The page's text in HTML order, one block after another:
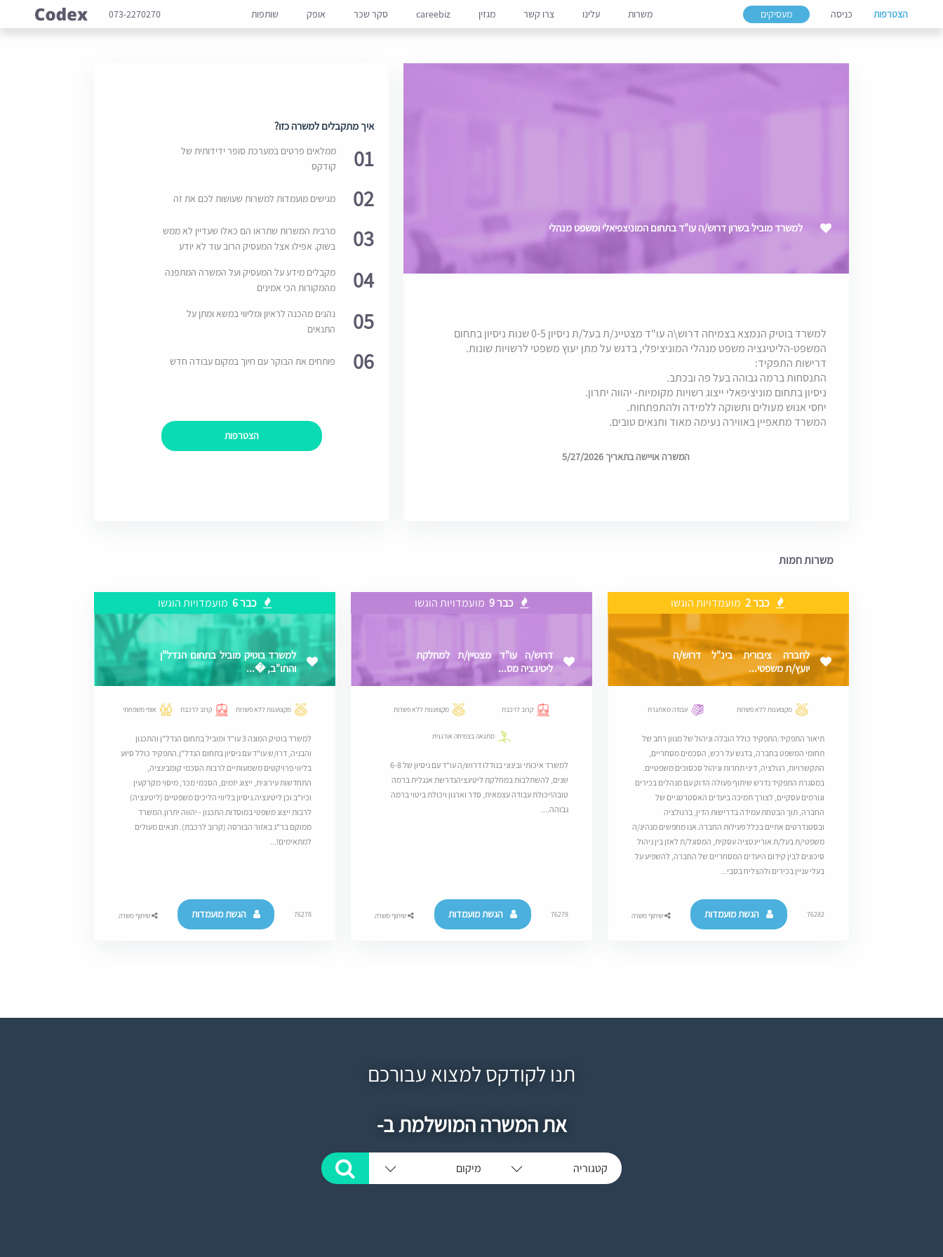
הצטרפות כניסה מעסיקים משרות עלינו צרו קשר מגזין careebiz סקר שכר אופק שותפות 073-2270270
למשרד מוביל בשרון דרוש/ה עו"ד בתחום המוניצפיאלי ומשפט מנהלי
למשרד בוטיק הנמצא בצמיחה דרוש\ה עו"ד מצטיינ/ת בעל/ת ניסיון 0-5 שנות ניסיון בתחום
המשפט-הליטיגציה משפט מנהלי המוניציפלי, בדגש על מתן יעוץ משפטי לרשויות שונות.
דרישות התפקיד:
התנסחות ברמה גבוהה בעל פה ובכתב.
ניסיון בתחום מוניציפאלי ייצוג רשויות מקומיות- יהווה יתרון.
יחסי אנוש מעולים ותשוקה ללמידה ולהתפתחות.
המשרד מתאפיין באווירה נעימה מאוד ותנאים טובים.
המשרה אויישה בתאריך 5/27/2026
איך מתקבלים למשרה כזו?
01
ממלאים פרטים במערכת סופר ידידותית של
קודקס
02 מגישים מועמדות למשרות שעושות לכם את זה
03
מרבית המשרות שתראו הם כאלו שעדיין לא ממש
בשוק. אפילו אצל המעסיק הרוב עוד לא יודע
04
מקבלים מידע על המעסיק ועל המשרה המתפנה
מהמקורות הכי אמינים
05
נהנים מהכנה לראיון ומליווי במשא ומתן על
התנאים
06 פותחים את הבוקר עם חיוך במקום עבודה חדש
הצטרפות
משרות חמות
כבר 2 מועמדויות הוגשו
לחברה ציבורית בינ"ל דרוש/ה
יועץ/ת משפטי...
מקצוענות ללא פשרות עבודה מאתגרת
תיאור התפקיד:התפקיד כולל הובלה וניהול של מגוון רחב של
תחומי המשפט בחברה, בדגש על רכש, הסכמים מסחריים,
התקשרויות, רגולציה, דיני תחרות וניהול סכסוכים משפטיים.
במסגרת התפקיד נדרש שיתוף פעולה הדוק עם מנהלים בכירים
וגורמים עסקיים, לצורך תמיכה ביעדים האסטרטגיים של
החברה, תוך הבטחת עמידה בדרישות הדין, ברגולציה
ובסטנדרטים אתיים בכלל פעילות החברה.אנו מחפשים מנהיג/ה
משפטי/ת בעל/ת אוריינטציה עסקית, המסוגל/ת לאזן בין ניהול
סיכונים לבין קידום היעדים המסחריים של החברה, להשפיע על
בעלי עניין בכירים ולהצליח בסבי...
76282 הגשת מועמדות שיתוף משרה
כבר 9 מועמדויות הוגשו
דרוש/ה עו"ד מצטיין/ת למחלקת
ליטיגציה מס...
קרוב לרכבת מקצוענות ללא פשרות
מתגאה בצמיחה אורגנית
למשרד איכותי ובינוני בגודלו דרוש/ה עו"ד עם ניסיון של 6-8
שנים, להשתלבות במחלקת ליטיגציהנדרשת אנגלית ברמה
טובה!יכולת עבודה עצמאית, סדר וארגון ויכולת ביטוי ברמה
גבוהה....
76279 הגשת מועמדות שיתוף משרה
כבר 6 מועמדויות הוגשו
למשרד בוטיק מוביל בתחום הנדל"ן
והתו"ב, �...
מקצוענות ללא פשרות קרוב לרכבת אופי משפחתי
למשרד בוטיק המונה 3 עו"ד ומוביל בתחום הנדל"ן והתכנון
והבניה, דרו/ש עו"ד עם ניסיון בתחום הנדל"ן.התפקיד כולל סיוע
בליווי פרויקטים משמעותיים לרבות הסכמי קומבינציה,
התחדשות עירונית, ייצוג יזמים, הסכמי מכר, מיסוי מקרקעין
וכיו"ב וכן ליטיגציה.ניסיון בליווי הליכים משפטיים (ליטיגציה)
לרבות ייצוג משפטי במוסדות התכנון - יהווה יתרון.המשרד
ממוקם בר"ג באזור הבורסה (קרוב לרכבת). תנאים מעולים
למתאימים!...
76278 הגשת מועמדות שיתוף משרה
תנו לקודקס למצוא עבורכם
את המשרה המושלמת ב-
קטגוריה מיקום